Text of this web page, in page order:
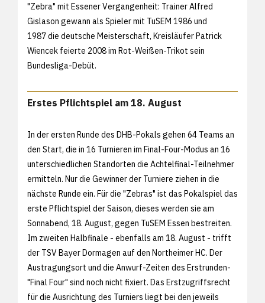
"Zebra" mit Essener Vergangenheit: Trainer Alfred
Gislason gewann als Spieler mit TuSEM 1986 und
1987 die deutsche Meisterschaft, Kreisläufer Patrick
Wiencek feierte 2008 im Rot-Weißen-Trikot sein
Bundesliga-Debüt.
Erstes Pflichtspiel am 18. August
In der ersten Runde des DHB-Pokals gehen 64 Teams an
den Start, die in 16 Turnieren im Final-Four-Modus an 16
unterschiedlichen Standorten die Achtelfinal-Teilnehmer
ermitteln. Nur die Gewinner der Turniere ziehen in die
nächste Runde ein. Für die "Zebras" ist das Pokalspiel das
erste Pflichtspiel der Saison, dieses werden sie am
Sonnabend, 18. August, gegen TuSEM Essen bestreiten.
Im zweiten Halbfinale - ebenfalls am 18. August - trifft
der TSV Bayer Dormagen auf den Northeimer HC. Der
Austragungsort und die Anwurf-Zeiten des Erstrunden-
"Final Four" sind noch nicht fixiert. Das Erstzugriffsrecht
für die Ausrichtung des Turniers liegt bei den jeweils